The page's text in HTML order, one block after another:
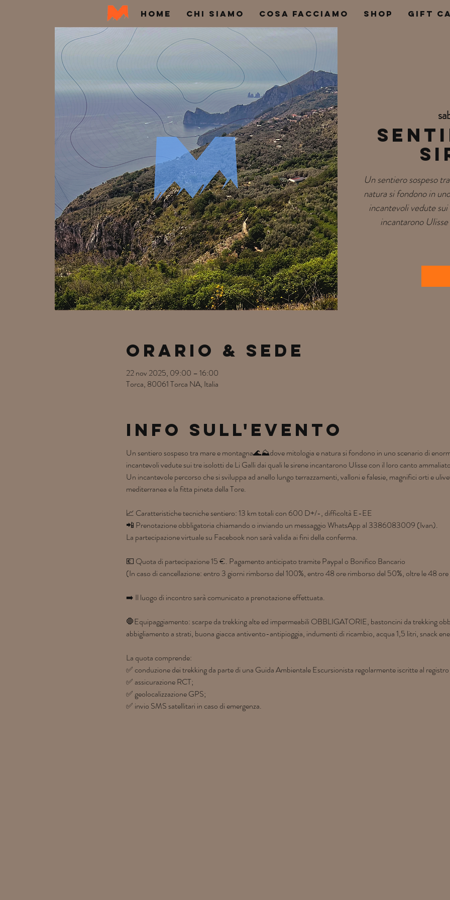
HOME CHI SIAMO COSA FACCIAMO SHOP Gift
Un sentiero sospeso
natura si fondono in
incantevoli vedute
Orario & Sede
22 nov 2025, 09:00 – 16:00
Torca, 80061 Torca NA, Italia
Info sull'evento
Un sentiero sospeso tra mare e montagna🌊⛰️dove mitologia e natura si fondono in uno scenario di
incantevoli vedute sui tre isolotti de Li Galli dai quali le sirene incantarono Ulisse con il loro canto
Un incantevole percorso che si sviluppa ad anello lungo terrazzamenti, valloni e falesie, magnifici orti e
mediterranea e la fitta pineta della Tore.
📈 Caratteristiche tecniche sentiero: 13 km totali con 600 D+/-, difficoltà E-EE
📲 Prenotazione obbligatoria chiamando o inviando un messaggio WhatsApp al 3386083009 (Ivan).
La partecipazione virtuale su Facebook non sarà valida ai fini della conferma.
💶 Quota di partecipazione 15 €. Pagamento anticipato tramite Paypal o Bonifico Bancario
(In caso di cancellazione: entro 3 giorni rimborso del 100%, entro 48 ore rimborso del 50%, oltre le 48
➡️ Il luogo di incontro sarà comunicato a prenotazione effettuata.
🛑Equipaggiamento: scarpe da trekking alte ed impermeabili OBBLIGATORIE, bastoncini da trekking
abbigliamento a strati, buona giacca antivento-antipioggia, indumenti di ricambio, acqua 1,5 litri, snack
La quota comprende:
✅ conduzione dei trekking da parte di una Guida Ambientale Escursionista regolarmente iscritte al
✅ assicurazione RCT;
✅ geolocalizzazione GPS;
✅ invio SMS satellitari in caso di emergenza.